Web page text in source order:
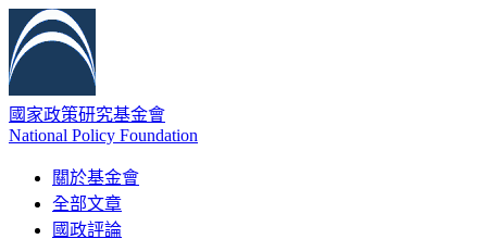
國家政策研究基金會
National Policy Foundation
關於基金會
全部文章
國政評論